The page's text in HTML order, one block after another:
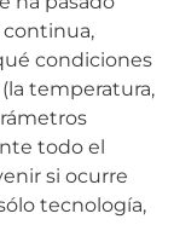
continua,
condiciones
temperatura,
todo el
si ocurre
tecnología,